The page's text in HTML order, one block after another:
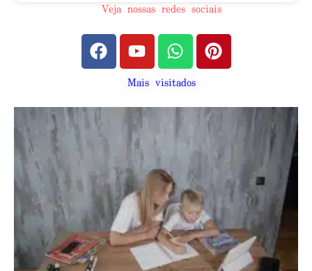
Veja nossas redes sociais
Mais visitados